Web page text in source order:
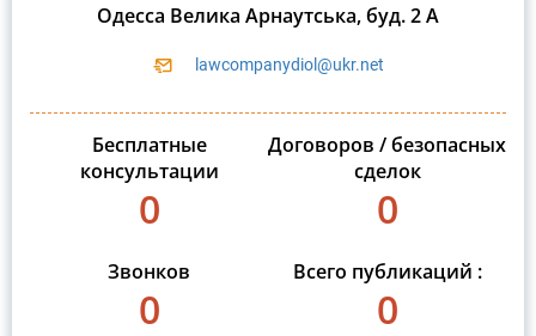
Одесса Велика Арнаутська, буд. 2 А
lawcompanydiol@ukr.net
Бесплатные
консультации
0
Звонков
0
Договоров / безопасных
сделок
0
Всего публикаций :
0